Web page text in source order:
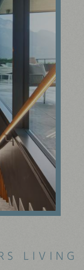
LIVING